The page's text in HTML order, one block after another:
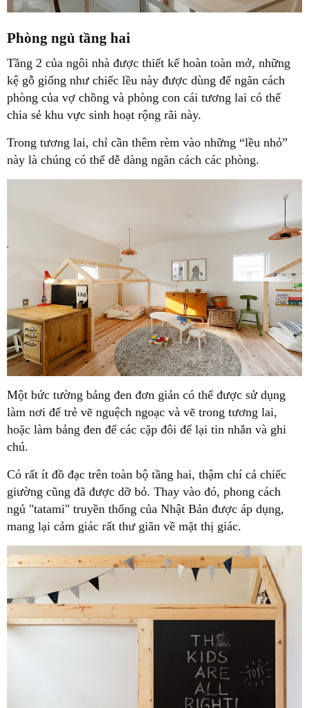
Phòng ngủ tầng hai
Tầng 2 của ngôi nhà được thiết kế hoàn toàn mở, những
kệ gỗ giống như chiếc lều này được dùng để ngăn cách
phòng của vợ chồng và phòng con cái tương lai có thể
chia sẻ khu vực sinh hoạt rộng rãi này.
Trong tương lai, chỉ cần thêm rèm vào những “lều nhỏ”
này là chúng có thể dễ dàng ngăn cách các phòng.
Một bức tường bảng đen đơn giản có thể được sử dụng
làm nơi để trẻ vẽ nguệch ngoạc và vẽ trong tương lai,
hoặc làm bảng đen để các cặp đôi để lại tin nhắn và ghi
chú.
Có rất ít đồ đạc trên toàn bộ tầng hai, thậm chí cả chiếc
giường cũng đã được dỡ bỏ. Thay vào đó, phong cách
ngủ "tatami" truyền thống của Nhật Bản được áp dụng,
mang lại cảm giác rất thư giãn về mặt thị giác.